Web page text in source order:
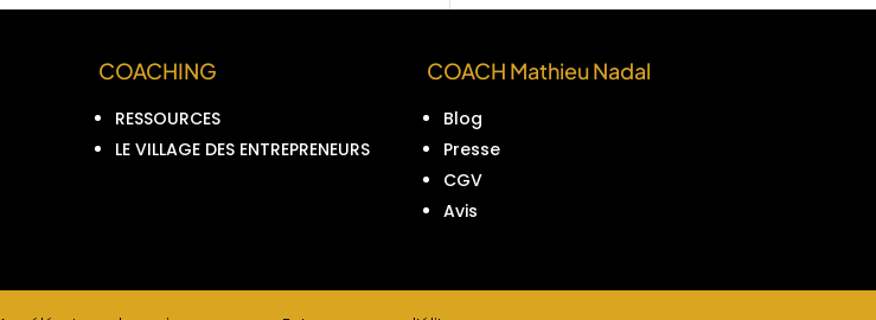
COACHING
RESSOURCES
LE VILLAGE DES ENTREPRENEURS
COACH Mathieu Nadal
Blog
Presse
CGV
Avis